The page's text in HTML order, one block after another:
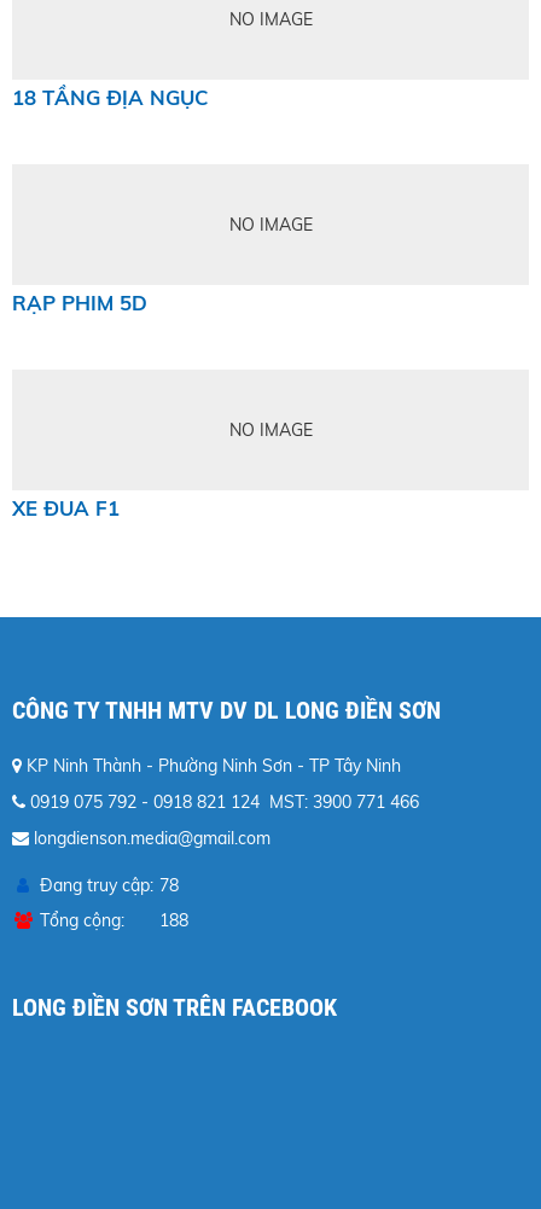
NO IMAGE
18 TẦNG ĐỊA NGỤC
NO IMAGE
RẠP PHIM 5D
NO IMAGE
XE ĐUA F1
CÔNG TY TNHH MTV DV DL LONG ĐIỀN SƠN
KP Ninh Thành - Phường Ninh Sơn - TP Tây Ninh
0919 075 792 - 0918 821 124 MST: 3900 771 466
longdienson.media@gmail.com
Đang truy cập 78
Tổng cộng
188
LONG ĐIỀN SƠN TRÊN FACEBOOK